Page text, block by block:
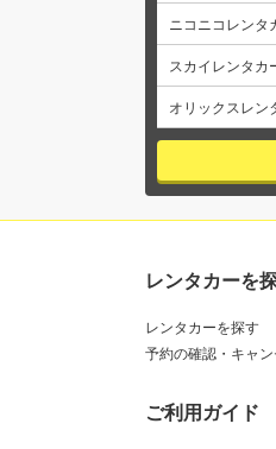
ニコニコレンタ
スカイレンタカ
オリックスレン
レンタカーを
レンタカーを探す
予約の確認・キャ
ご利用ガイド